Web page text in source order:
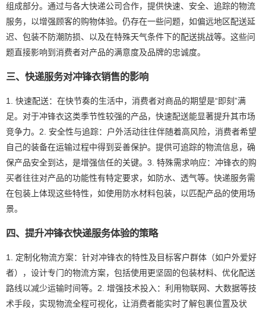
组成部分。通过与各大快递公司合作，提供快速、安全、追踪的物流
服务，以增强顾客的购物体验。仍存在一些问题，如偏远地区配送延
迟、包装不防潮防损、以及在特殊天气条件下的配送挑战等。这些问
题直接影响到消费者对产品的满意度及品牌的忠诚度。
三、快递服务对冲锋衣销售的影响
1. 快速配送：在快节奏的生活中，消费者对商品的期望是“即刻”满
足。对于冲锋衣这类季节性较强的产品，快速配送能显著提升其市场
竞争力。2. 安全性与追踪：户外活动往往伴随着高风险，消费者希望
自己的装备在运输过程中得到妥善保护。提供可追踪的物流信息，确
保产品安全到达，是增强信任的关键。3. 特殊需求响应：冲锋衣的购
买者往往对产品的功能性有特定要求，如防水、透气等。快递服务需
在包装上体现这些特性，如使用防水材料包装，以匹配产品的使用场
景。
四、提升冲锋衣快递服务体验的策略
1. 定制化物流方案：针对冲锋衣的特性及目标客户群体（如户外爱好
者），设计专门的物流方案，包括使用更坚固的包装材料、优化配送
路线以减少运输时间等。2. 增强技术投入：利用物联网、大数据等技
术手段，实现物流全程可视化，让消费者能实时了解包裹位置及状